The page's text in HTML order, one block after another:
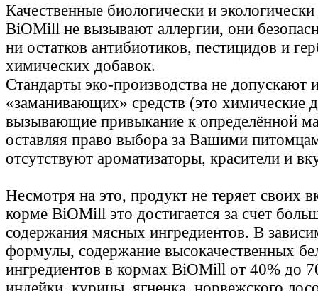
Качественные биологически и
BiOMill не вызывают аллергии, они
ни остатков антибиотиков, пестицидов и
химических добавок.
Стандарты эко-производства не допускают
«заманивающих» средств (это химические
вызывающие привыкание к определённой
оставляя право выбора за Вашими
отсутствуют ароматизаторы, красители и
Несмотря на это, продукт не теряет своих
корме BiOMill это достигается за счет
содержания мясных ингредиентов. В
формулы, содержание высокачественных
ингредиентов в кормах BiOMill от 40% до